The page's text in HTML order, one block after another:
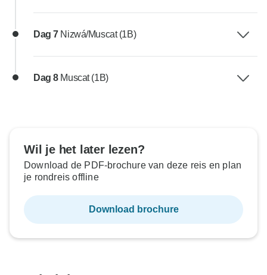
Dag 7 Nizwá/Muscat (1B)
Dag 8 Muscat (1B)
Wil je het later lezen?
Download de PDF-brochure van deze reis en plan
je rondreis offline
Download brochure